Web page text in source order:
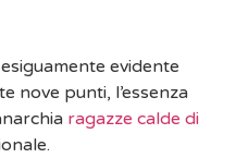
evidente
nove punti, l’essenza
ragazze calde di